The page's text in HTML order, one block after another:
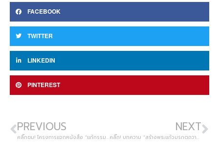
FACEBOOK
TWITTER
LINKEDIN
PINTEREST
PREVIOUS
คลิ๊กชม! โครงการแจกหนังสือ “แก้กรรมทำเองได้”
NEXT
คลิ๊ก! บทความ “สร้างพระแก้วมรกตถวาย ติดขัดเรื่องใด หายได้เป็นปลิดทิ้ง”